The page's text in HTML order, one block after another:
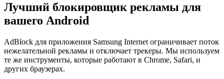
Лучший блокировщик рекламы для
вашего Android
AdBlock для приложения Samsung Internet ограничивает поток
нежелательной рекламы и отключает трекеры. Мы используем
те же инструменты, которые работают в Chrome, Safari, и
других браузерах.